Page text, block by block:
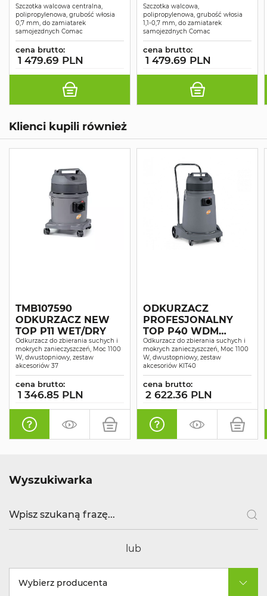
Szczotka walcowa centralna,
polipropylenowa, grubość włosia
0,7 mm, do zamiatarek
samojezdnych Comac
cena brutto:
1 479.69 PLN
Szczotka walcowa,
polipropylenowa, grubość włosia
1,1-0,7 mm, do zamiatarek
samojezdnych Comac
cena brutto:
1 479.69 PLN
Klienci kupili również
TMB107590
ODKURZACZ NEW
TOP P11 WET/DRY
Odkurzacz do zbierania suchych i
mokrych zanieczyszczeń, Moc 1100
W, dwustopniowy, zestaw
akcesoriów 37
cena brutto:
1 346.85 PLN
ODKURZACZ
PROFESJONALNY
TOP P40 WDM
SUCHO-MOKRO
Odkurzacz do zbierania suchych i
mokrych zanieczyszczeń, Moc 1100
W, dwustopniowy, zestaw
akcesoriów KIT40
cena brutto:
2 622.36 PLN
Wyszukiwarka
lub
Wybierz producenta